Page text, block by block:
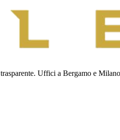
Uffici a Bergamo e